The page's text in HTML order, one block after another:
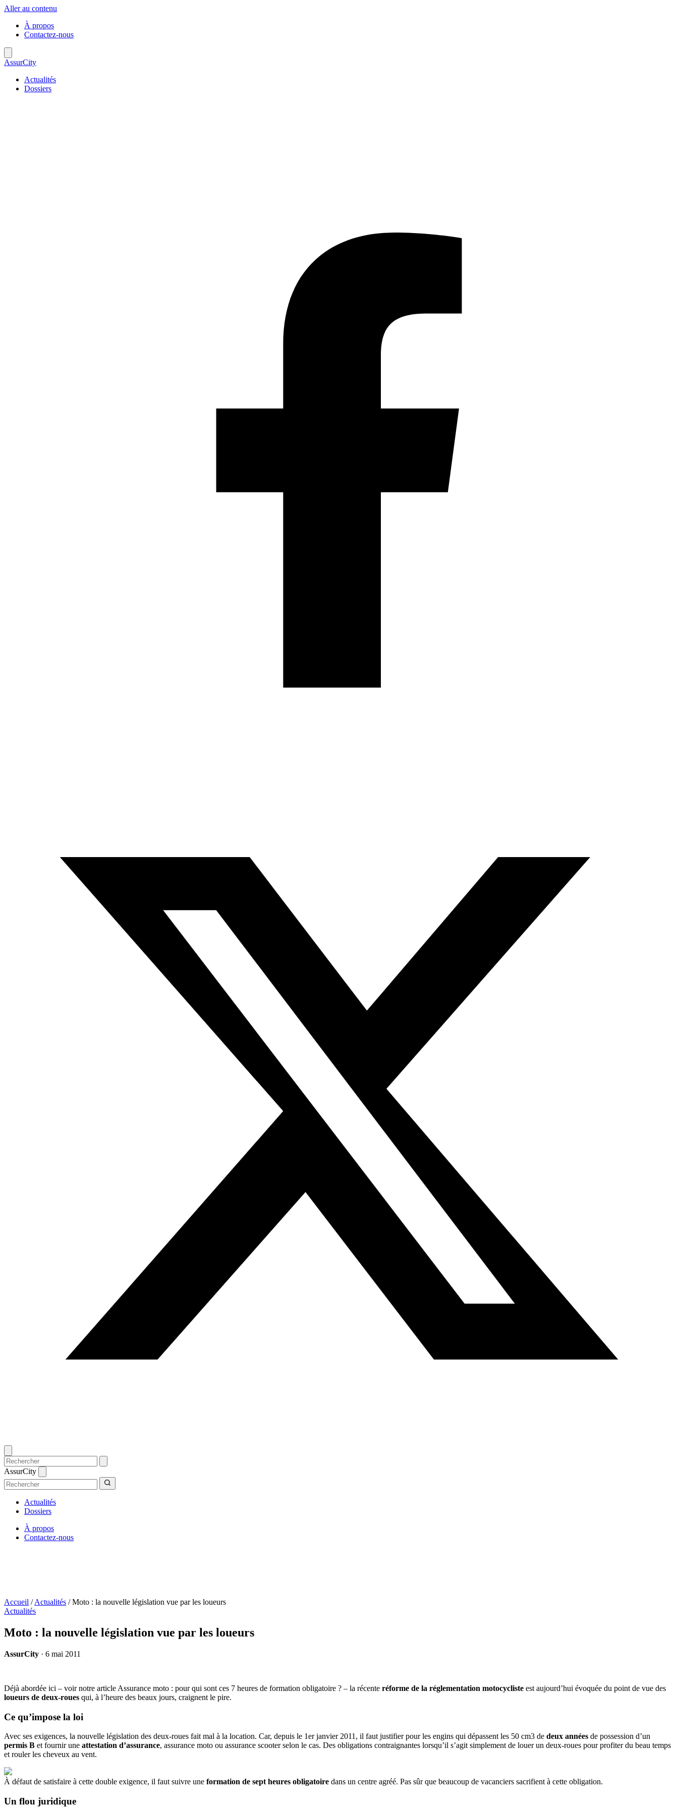
Aller au contenu
À propos
Contactez-nous
AssurCity
Actualités
Dossiers
AssurCity
Actualités
Dossiers
À propos
Contactez-nous
Accueil /Actualités /Moto : la nouvelle législation vue par les loueurs
Actualités
Moto : la nouvelle législation vue par les loueurs
AssurCity · 6 mai 2011
Déjà abordée ici – voir notre article Assurance moto : pour qui sont ces 7 heures de formation obligatoire ? – la récente réforme de la réglementation motocycliste est aujourd’hui évoquée du point de vue des
loueurs de deux-roues qui, à l’heure des beaux jours, craignent le pire.
Ce qu’impose la loi
Avec ses exigences, la nouvelle législation des deux-roues fait mal à la location. Car, depuis le 1er janvier 2011, il faut justifier pour les engins qui dépassent les 50 cm3 de deux années de possession d’un
permis B et fournir une attestation d’assurance, assurance moto ou assurance scooter selon le cas. Des obligations contraignantes lorsqu’il s’agit simplement de louer un deux-roues pour profiter du beau temps
et rouler les cheveux au vent.
À défaut de satisfaire à cette double exigence, il faut suivre une formation de sept heures obligatoire dans un centre agréé. Pas sûr que beaucoup de vacanciers sacrifient à cette obligation.
Un flou juridique